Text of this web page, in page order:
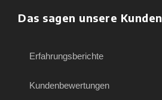
Das sagen unsere Kunden
Erfahrungsberichte
Kundenbewertungen